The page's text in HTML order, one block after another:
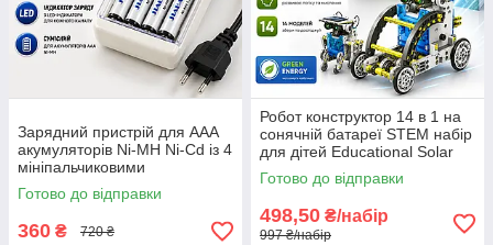
Зарядний пристрій для AAA
акумуляторів Ni-MH Ni-Cd із 4
мініпальчиковими
елементами живлення в
комплекті універсальна Opt
City
Готово до відправки
360 ₴ 720 ₴
Робот конструктор 14 в 1 на
сонячній батареї STEM набір
для дітей Educational Solar
Robot навчальна іграшка Opt
City
Готово до відправки
498,50 ₴/набір
997 ₴/набір